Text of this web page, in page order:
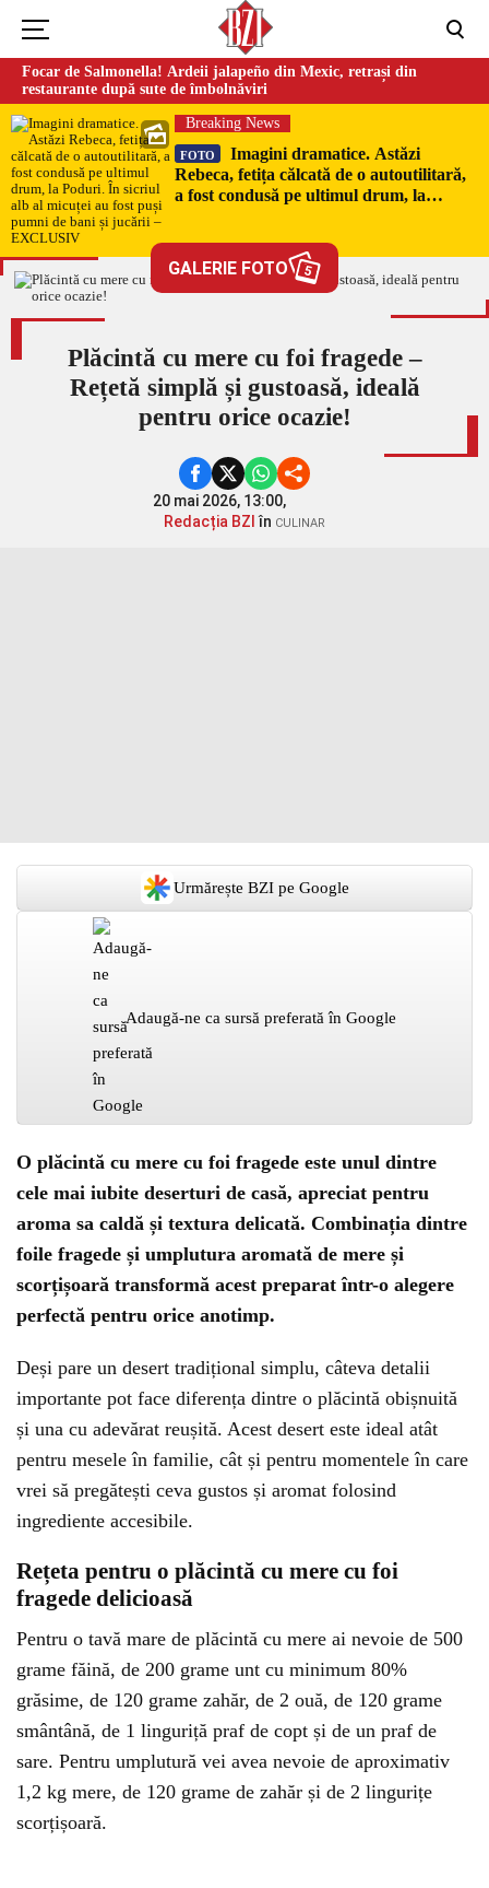
Focar de Salmonella! Ardeii jalapeño din Mexic, retrași din
restaurante după sute de îmbolnăviri
Breaking News
FOTO
Imagini dramatice. Astăzi
Rebeca, fetița călcată de o autoutilitară,
a fost condusă pe ultimul drum, la
EXCLUSIV
GALERIE FOTO 5
Plăcintă cu mere cu foi fragede –
Rețetă simplă și gustoasă, ideală
pentru orice ocazie!
20 mai 2026, 13:00,
Redacția BZI în CULINAR
Urmărește BZI pe Google
Adaugă-ne ca sursă preferată în Google
O plăcintă cu mere cu foi fragede este unul dintre
cele mai iubite deserturi de casă, apreciat pentru
aroma sa caldă și textura delicată. Combinația dintre
foile fragede și umplutura aromată de mere și
scorțișoară transformă acest preparat într-o alegere
perfectă pentru orice anotimp.
Deși pare un desert tradițional simplu, câteva detalii
importante pot face diferența dintre o plăcintă obișnuită
și una cu adevărat reușită. Acest desert este ideal atât
pentru mesele în familie, cât și pentru momentele în care
vrei să pregătești ceva gustos și aromat folosind
ingrediente accesibile.
Rețeta pentru o plăcintă cu mere cu foi
fragede delicioasă
Pentru o tavă mare de plăcintă cu mere ai nevoie de 500
grame făină, de 200 grame unt cu minimum 80%
grăsime, de 120 grame zahăr, de 2 ouă, de 120 grame
smântână, de 1 linguriță praf de copt și de un praf de
sare. Pentru umplutură vei avea nevoie de aproximativ
1,2 kg mere, de 120 grame de zahăr și de 2 lingurițe
scorțișoară.